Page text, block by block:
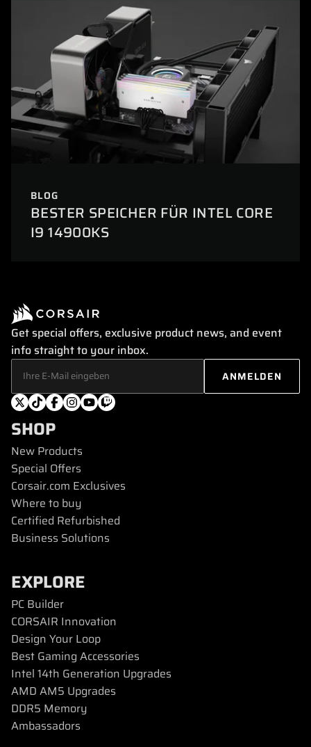
BLOG
BESTER SPEICHER FÜR INTEL CORE
I9 14900KS
Get special offers, exclusive product news, and event
info straight to your inbox.
SHOP
New Products
Special Offers
Corsair.com Exclusives
Where to buy
Certified Refurbished
Business Solutions
EXPLORE
PC Builder
CORSAIR Innovation
Design Your Loop
Best Gaming Accessories
Intel 14th Generation Upgrades
AMD AM5 Upgrades
DDR5 Memory
Ambassadors